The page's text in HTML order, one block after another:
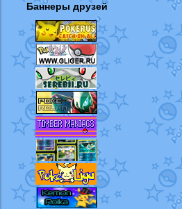
Баннеры друзей